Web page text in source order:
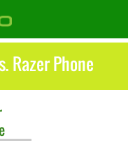
Razer Phone